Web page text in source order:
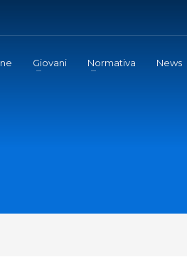
Giovani Normativa News